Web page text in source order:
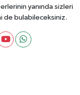
yanında sizleri
de bulabileceksiniz.